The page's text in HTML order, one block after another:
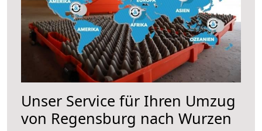
Unser Service für Ihren Umzug
von Regensburg nach Wurzen